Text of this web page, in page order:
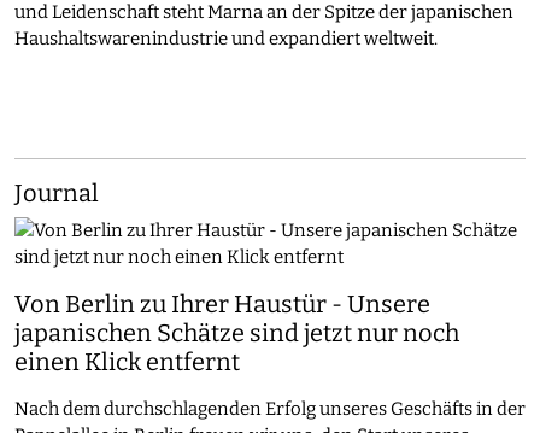
und Leidenschaft steht Marna an der Spitze der japanischen
Haushaltswarenindustrie und expandiert weltweit.
Journal
Von Berlin zu Ihrer Haustür - Unsere
japanischen Schätze sind jetzt nur noch
einen Klick entfernt
Nach dem durchschlagenden Erfolg unseres Geschäfts in der